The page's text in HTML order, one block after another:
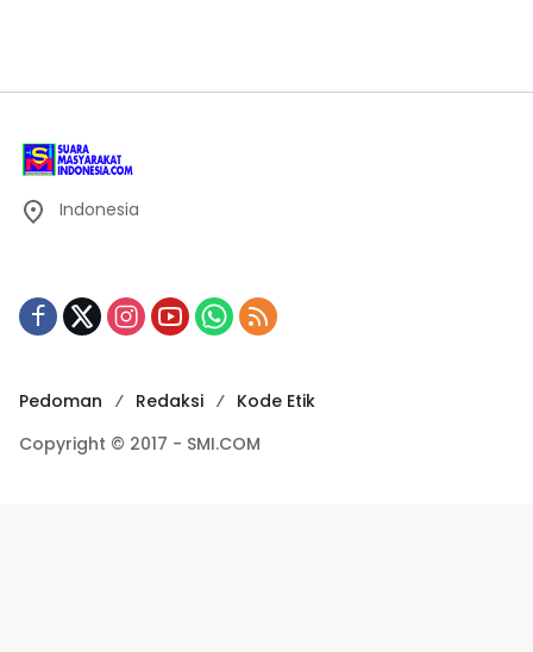
Indonesia
Pedoman Redaksi
Kode Etik
Copyright © 2017 - SMI.COM